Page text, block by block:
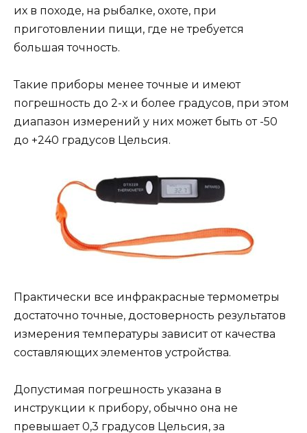
их в походе, на рыбалке, охоте, при
приготовлении пищи, где не требуется
большая точность.
Такие приборы менее точные и имеют
погрешность до 2-х и более градусов, при этом
диапазон измерений у них может быть от -50
до +240 градусов Цельсия.
Практически все инфракрасные термометры
достаточно точные, достоверность результатов
измерения температуры зависит от качества
составляющих элементов устройства.
Допустимая погрешность указана в
инструкции к прибору, обычно она не
превышает 0,3 градусов Цельсия, за